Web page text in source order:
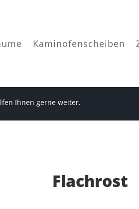
Kaminofenscheiben
Ihnen gerne weiter.
Flachrost